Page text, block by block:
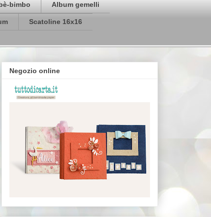
bimbo Album gemelli
Scatoline 16x16
Negozio online